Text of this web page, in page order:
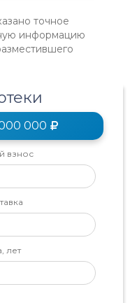
точное
информацию
000
взнос
лет